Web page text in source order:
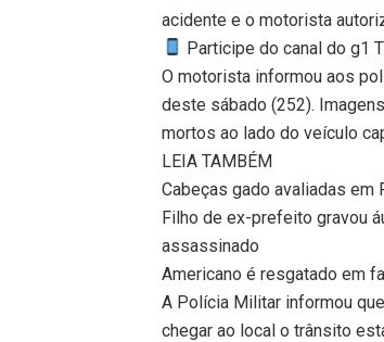
acidente e o motorista
Participe do canal do g1
O motorista informou aos
deste sábado (252).
mortos ao lado do veículo
LEIA TAMBÉM
Cabeças gado avaliadas
Filho de ex-prefeito gravou
assassinado
Americano é resgatado em
A Polícia Militar informou
chegar ao local o trânsito